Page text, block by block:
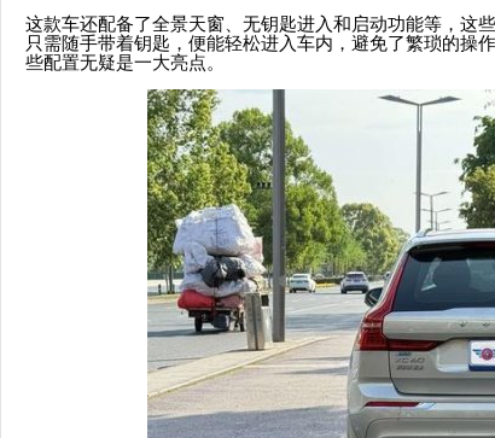
这款车还配备了全景天窗、无钥匙进入和启动功能等，这
只需随手带着钥匙，便能轻松进入车内，避免了繁琐的操
些配置无疑是一大亮点。